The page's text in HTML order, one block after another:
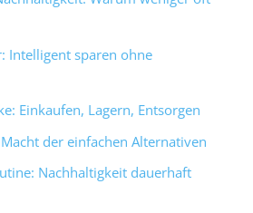
Intelligent sparen ohne
Einkaufen, Lagern, Entsorgen
der einfachen Alternativen
Nachhaltigkeit dauerhaft